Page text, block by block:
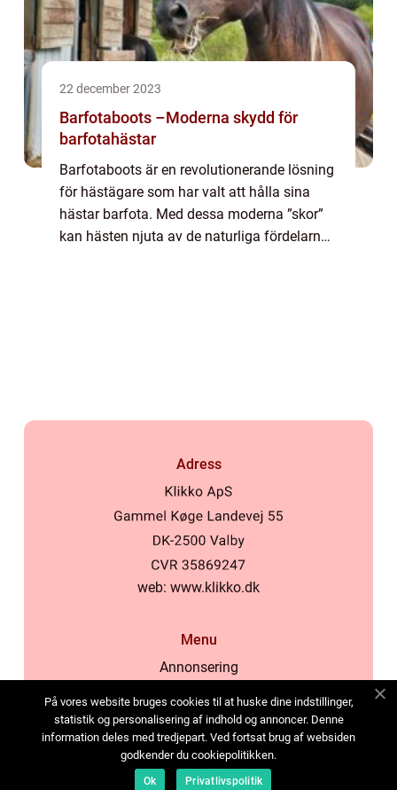
22 december 2023
Barfotaboots –Moderna skydd för
barfotahästar
Barfotaboots är en revolutionerande lösning
för hästägare som har valt att hålla sina
hästar barfota. Med dessa moderna ”skor”
kan hästen njuta av de naturliga fördelarna
Adress
web: www.klikko.dk
Menu
Annonsering
Cookies
Kontakta oss
Sitemap
På vores website bruges cookies til at huske dine indstillinger,
statistik og personalisering af indhold og annoncer. Denne
information deles med tredjepart. Ved fortsat brug af websiden
godkender du cookiepolitikken.
Ok Privatlivspolitik